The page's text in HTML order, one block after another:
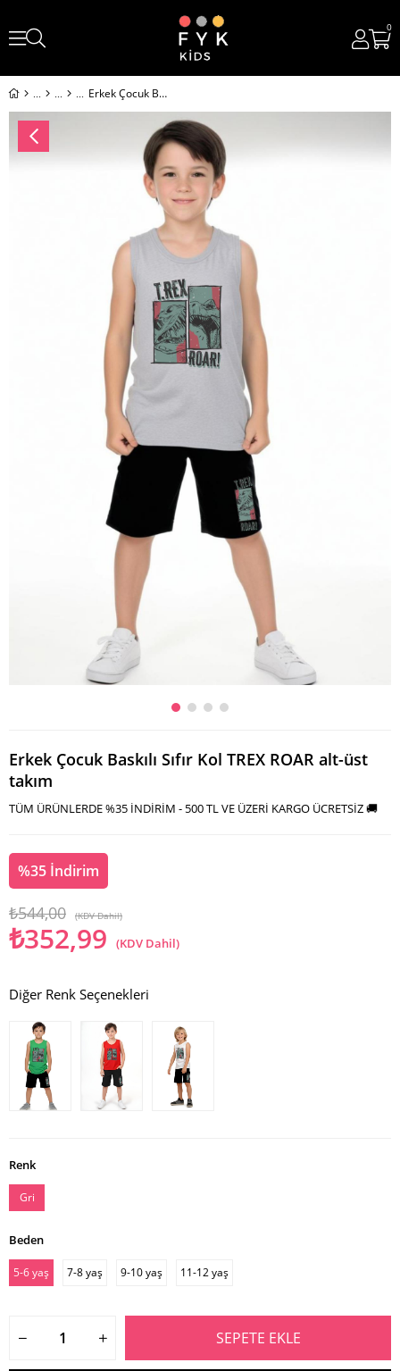
0
Erkek Çocuk Baskılı Sıfır Kol TREX ROAR alt-üst takım
Erkek Çocuk Baskılı Sıfır Kol TREX ROAR alt-üst
takım
TÜM ÜRÜNLERDE %35 İNDİRİM - 500 TL VE ÜZERİ KARGO ÜCRETSİZ 🚚
%35 İndirim
₺544,00 (KDV Dahil)
₺352,99 (KDV Dahil)
Diğer Renk Seçenekleri
Renk
Gri
Beden
5-6 yaş 7-8 yaş 9-10 yaş 11-12 yaş